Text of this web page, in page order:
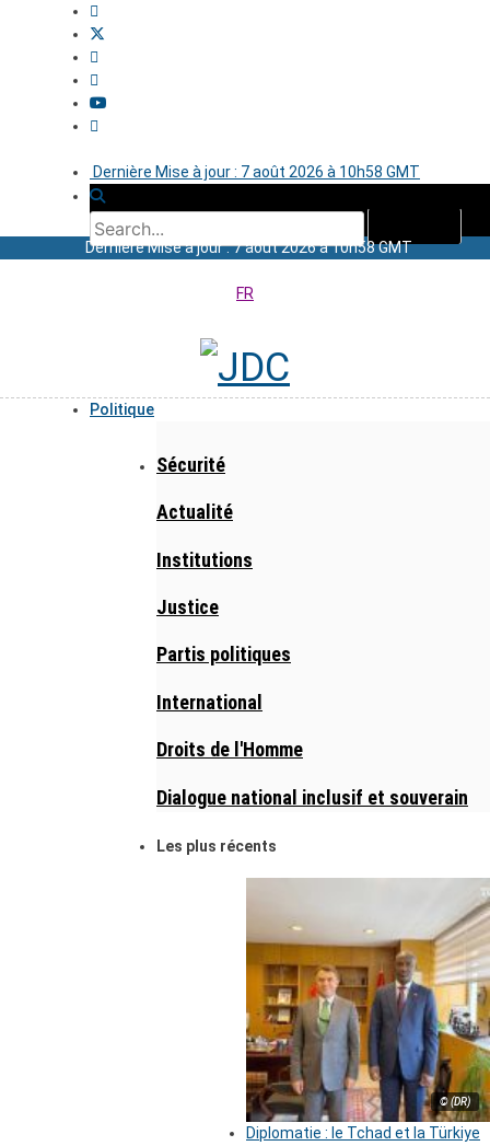
Dernière Mise à jour : 7 août 2026 à 10h58 GMT
Dernière Mise à jour : 7 août 2026 à 10h58 GMT
FR
Politique
Sécurité
Actualité
Institutions
Justice
Partis politiques
International
Droits de l'Homme
Dialogue national inclusif et souverain
Les plus récents
© (DR)
Diplomatie : le Tchad et la Türkiye